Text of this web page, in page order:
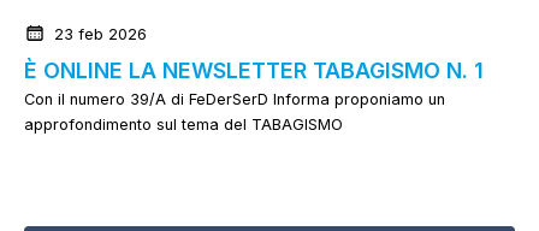
23 feb 2026
È ONLINE LA NEWSLETTER TABAGISMO N. 1
Con il numero 39/A di FeDerSerD Informa proponiamo un
approfondimento sul tema del TABAGISMO